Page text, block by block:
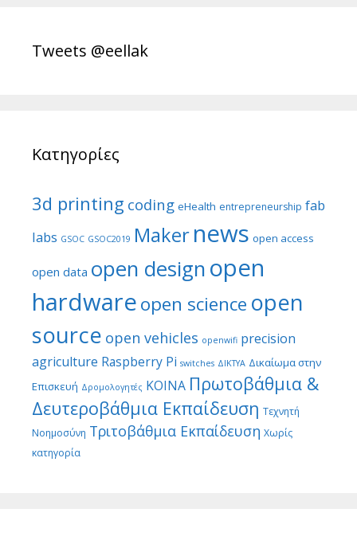
Tweets @eellak
Κατηγορίες
3d printing coding eHealth entrepreneurship fab
labs GSOC GSOC2019 Makernews open access
open data open designopen
hardwareopen science open
source open vehicles openwifi precision
agriculture Raspberry Pi switches ΔΙΚΤΥΑ Δικαίωμα στην
Επισκευή Δρομολογητές ΚΟΙΝΑ Πρωτοβάθμια &
Δευτεροβάθμια Εκπαίδευση Τεχνητή
Νοημοσύνη Τριτοβάθμια Εκπαίδευση Χωρίς
κατηγορία